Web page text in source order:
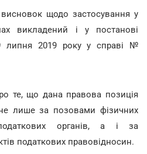
щодо застосування у
викладений і у постанові
липня 2019 року у справі №
те, що дана правова позиція
лише за позовами фізичних
органів, а і за
податкових правовідносин.